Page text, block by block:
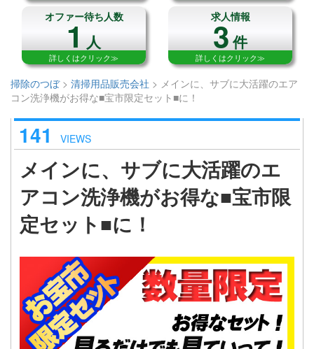
オファー待ち人数
1人
詳しくはクリック≫
求人情報
3件
詳しくはクリック≫
掃除のつぼ> 清掃用品販売会社 > メインに、サブに大活躍のエア
コン洗浄機がお得な■宝市限定セット■に！
141 VIEWS
メインに、サブに大活躍のエ
アコン洗浄機がお得な■宝市限
定セット■に！